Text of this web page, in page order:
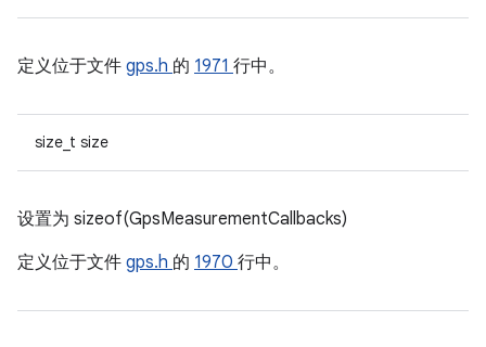
定义位于文件 gps.h 的 1971 行中。
size_t size
设置为 sizeof(GpsMeasurementCallbacks)
定义位于文件 gps.h 的 1970 行中。